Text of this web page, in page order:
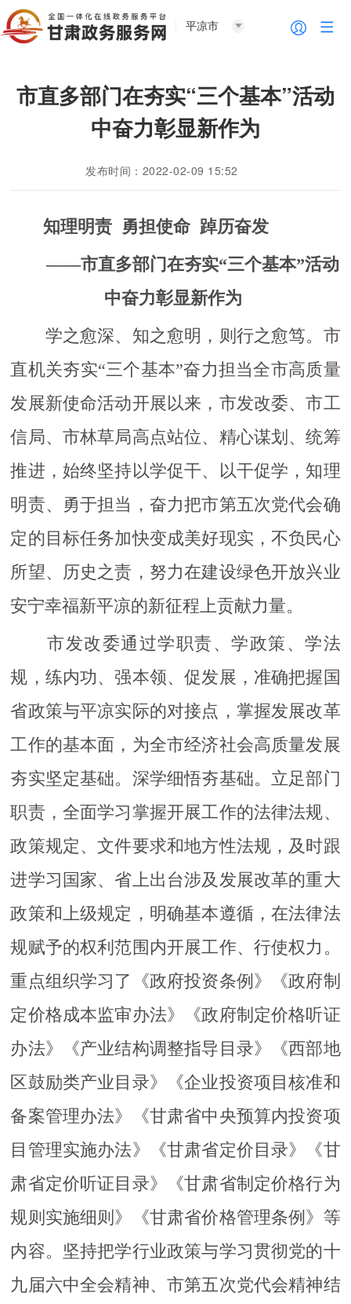
平凉市
市直多部门在夯实“三个基本”活动
中奋力彰显新作为
发布时间：2022-02-09 15:52
知理明责 勇担使命 踔历奋发
——市直多部门在夯实“三个基本”活动
中奋力彰显新作为
学之愈深、知之愈明，则行之愈笃。市
直机关夯实“三个基本”奋力担当全市高质量
发展新使命活动开展以来，市发改委、市工
信局、市林草局高点站位、精心谋划、统筹
推进，始终坚持以学促干、以干促学，知理
明责、勇于担当，奋力把市第五次党代会确
定的目标任务加快变成美好现实，不负民心
所望、历史之责，努力在建设绿色开放兴业
安宁幸福新平凉的新征程上贡献力量。
市发改委通过学职责、学政策、学法
规，练内功、强本领、促发展，准确把握国
省政策与平凉实际的对接点，掌握发展改革
工作的基本面，为全市经济社会高质量发展
夯实坚定基础。深学细悟夯基础。立足部门
职责，全面学习掌握开展工作的法律法规、
政策规定、文件要求和地方性法规，及时跟
进学习国家、省上出台涉及发展改革的重大
政策和上级规定，明确基本遵循，在法律法
规赋予的权利范围内开展工作、行使权力。
重点组织学习了《政府投资条例》《政府制
定价格成本监审办法》《政府制定价格听证
办法》《产业结构调整指导目录》《西部地
区鼓励类产业目录》《企业投资项目核准和
备案管理办法》《甘肃省中央预算内投资项
目管理实施办法》《甘肃省定价目录》《甘
肃省定价听证目录》《甘肃省制定价格行为
规则实施细则》《甘肃省价格管理条例》等
内容。坚持把学行业政策与学习贯彻党的十
九届六中全会精神、市第五次党代会精神结